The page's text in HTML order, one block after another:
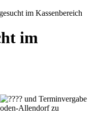
im Kassenbereich
im
und Terminvergabe
Allendorf zu